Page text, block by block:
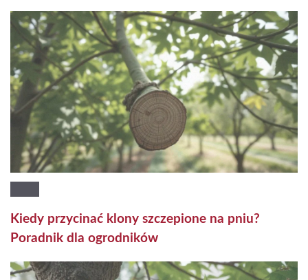
Kiedy przycinać klony szczepione na pniu?
Poradnik dla ogrodników